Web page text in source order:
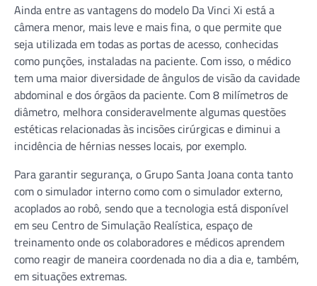
Ainda entre as vantagens do modelo Da Vinci Xi está a
câmera menor, mais leve e mais fina, o que permite que
seja utilizada em todas as portas de acesso, conhecidas
como punções, instaladas na paciente. Com isso, o médico
tem uma maior diversidade de ângulos de visão da cavidade
abdominal e dos órgãos da paciente. Com 8 milímetros de
diâmetro, melhora consideravelmente algumas questões
estéticas relacionadas às incisões cirúrgicas e diminui a
incidência de hérnias nesses locais, por exemplo.
Para garantir segurança, o Grupo Santa Joana conta tanto
com o simulador interno como com o simulador externo,
acoplados ao robô, sendo que a tecnologia está disponível
em seu Centro de Simulação Realística, espaço de
treinamento onde os colaboradores e médicos aprendem
como reagir de maneira coordenada no dia a dia e, também,
em situações extremas.